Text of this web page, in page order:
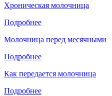
Хроническая молочница
Подробнее
Молочница перед месячными
Подробнее
Как передается молочница
Подробнее